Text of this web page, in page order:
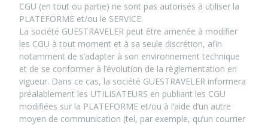
CGU (en tout ou partie) ne sont pas autorisés à utiliser la
PLATEFORME et/ou le SERVICE.
La société GUESTRAVELER peut être amenée à modifier
les CGU à tout moment et à sa seule discrétion, afin
notamment de s’adapter à son environnement technique
et de se conformer à l’évolution de la règlementation en
vigueur. Dans ce cas, la société GUESTRAVELER informera
préalablement les UTILISATEURS en publiant les CGU
modifiées sur la PLATEFORME et/ou à l’aide d’un autre
moyen de communication (tel, par exemple, qu’un courrier